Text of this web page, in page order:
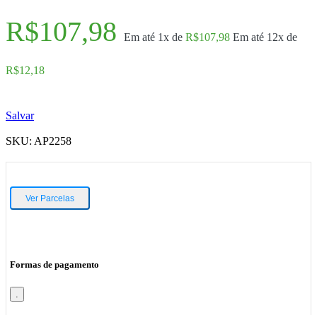
R$107,98 Em até 1x de R$107,98 Em até 12x de
R$12,18
Salvar
SKU: AP2258
Ver Parcelas
Formas de pagamento